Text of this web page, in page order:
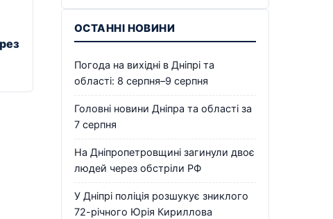
ОСТАННІ НОВИНИ
Погода на вихідні в Дніпрі та
області: 8 серпня–9 серпня
Головні новини Дніпра та області за
7 серпня
На Дніпропетровщині загинули двоє
людей через обстріли РФ
У Дніпрі поліція розшукує зниклого
72-річного Юрія Кириллова